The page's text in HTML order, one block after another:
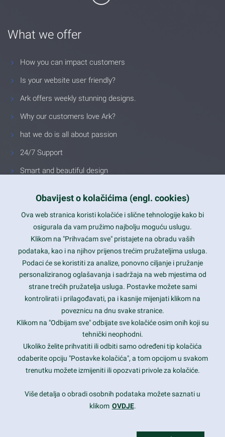
What we offer
How you can impact customers
Is your website user friendly?
Ark offers weekly stunning designs.
Why our customers love Ark?
hat we do is all about passion
24/7 Support
Smart and beautiful design
Latest trends and much more...
Contact Info
1600 Amphitheatre Parkway, Mountain View, CA 94043
prothemes.net@gmail.com
Daily: 9:00 am - 6:00 pm
Sunday: Closed
Copyright 2017FRESHFACE© All Rights Reserved
Obavijest o kolačićima (engl. cookies)
Ova web stranica koristi kolačiće i slične tehnologije kako bi
osigurala da vam pružimo najbolju moguću uslugu.
Klikom na "Prihvaćam sve" pristajete na obradu vaših
podataka, kao i na njihov prijenos trećim pružateljima usluga.
Podaci će se koristiti za analize, ponovno ciljanje i pružanje
personaliziranog oglašavanja i sadržaja na web mjestima od
strane trećih pružatelja usluga. Postavke možete sami
kontrolirati i prilagođavati, pa i kasnije mijenjati klikom na
poveznicu na dnu svake stranice.
Klikom na "Odbijam sve" odbijate sve kolačiće osim onih koji su
tehnički neophodni.
Ukoliko želite prihvatiti ili odbiti samo određeni tip kolačića
odaberite opciju "Postavke kolačića", a tom opcijom u svakom
trenutku možete izmijeniti ili opozvati privole za kolačiće.
Više detalja o obradi osobnih podataka možete saznati u
klikom OVDJE.